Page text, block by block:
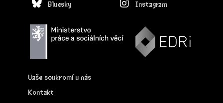
Bluesky Instagram
Vaše soukromí u nás
Kontakt